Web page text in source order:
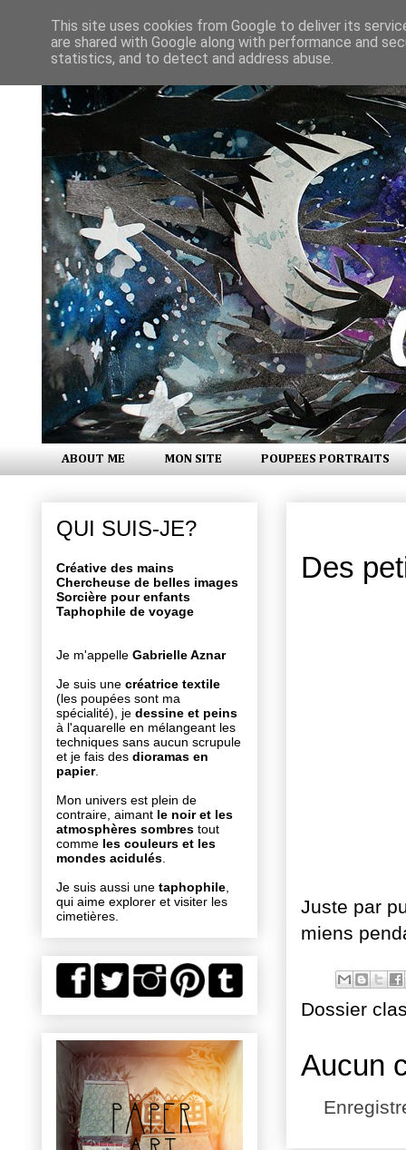
ABOUT ME MON SITE POUPEES PORTRAITS
Des
Juste par
miens
Dossier
Aucun
QUI SUIS-JE?
Créative des mains
Chercheuse de belles images
Sorcière pour enfants
Taphophile de voyage
Je m'appelle Gabrielle Aznar
Je suis une créatrice textile
(les poupées sont ma
spécialité), je dessine et peins
à l'aquarelle en mélangeant les
techniques sans aucun scrupule
et je fais des dioramas en
papier.
Mon univers est plein de
contraire, aimant le noir et les
atmosphères sombres tout
comme les couleurs et les
mondes acidulés
Je suis aussi une taphophile
qui aime explorer et visiter les
cimetières.
This site uses cookies from Google to deliver its
are shared with Google along with performance and
statistics, and to detect and address abuse.